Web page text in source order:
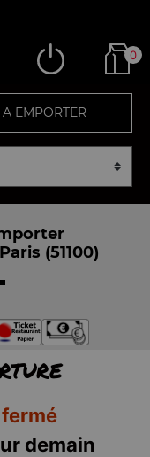
0
A EMPORTER
(51100)
demain